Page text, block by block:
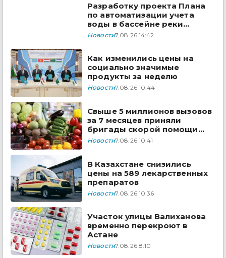
Разработку проекта Плана
по автоматизации учета
воды в бассейне реки
Сырдарья одобрили
Новости7.08.26 14:42
Как изменились цены на
социально значимые
продукты за неделю
Новости7.08.26 10:44
Свыше 5 миллионов вызовов
за 7 месяцев приняли
бригады скорой помощи
Казахстана
Новости7.08.26 10:41
В Казахстане снизились
цены на 589 лекарственных
препаратов
Новости7.08.26 10:36
Участок улицы Валиханова
временно перекроют в
Астане
Новости7.08.26 8:10